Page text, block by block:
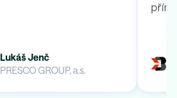
Lukáš Jenč
PRESCO GROUP, a.s.